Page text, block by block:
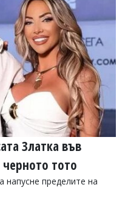
Златка във
тото
напусне пределите на